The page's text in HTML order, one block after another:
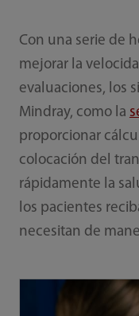
Con una serie de
mejorar la
evaluaciones, los
Mindray, como la
proporcionar
colocación del
rápidamente la
los pacientes
necesitan de